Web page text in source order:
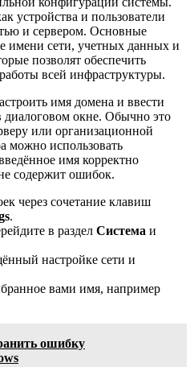
устройства и пользователи
и сервером. Основные
имени сети, учетных данных и
позволят обеспечить
всей инфраструктуры.
имя домена и ввести
диалоговом окне. Обычно это
или организационной
можно использовать
имя корректно
содержит ошибок.
через сочетание клавиш
.
в раздел Система и
настройке сети и
вами имя, например
ошибку